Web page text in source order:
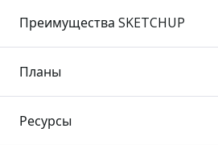
Преимущества SKETCHUP
Планы
Ресурсы